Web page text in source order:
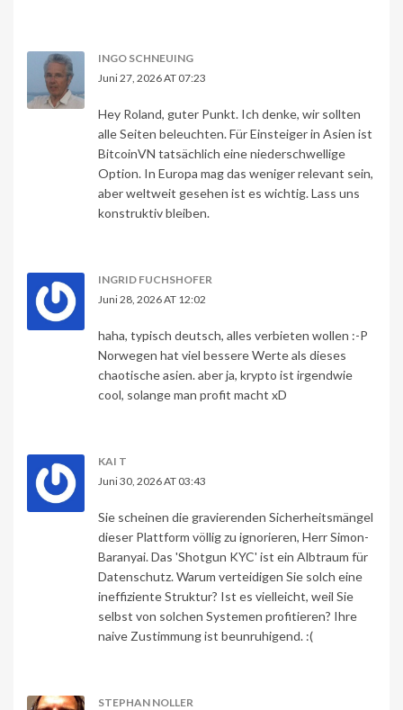
INGO SCHNEUING
Juni 27, 2026 AT 07:23
Hey Roland, guter Punkt. Ich denke, wir sollten
alle Seiten beleuchten. Für Einsteiger in Asien ist
BitcoinVN tatsächlich eine niederschwellige
Option. In Europa mag das weniger relevant sein,
aber weltweit gesehen ist es wichtig. Lass uns
konstruktiv bleiben.
INGRID FUCHSHOFER
Juni 28, 2026 AT 12:02
haha, typisch deutsch, alles verbieten wollen :-P
Norwegen hat viel bessere Werte als dieses
chaotische asien. aber ja, krypto ist irgendwie
cool, solange man profit macht xD
KAI T
Juni 30, 2026 AT 03:43
Sie scheinen die gravierenden Sicherheitsmängel
dieser Plattform völlig zu ignorieren, Herr Simon-
Baranyai. Das 'Shotgun KYC' ist ein Albtraum für
Datenschutz. Warum verteidigen Sie solch eine
ineffiziente Struktur? Ist es vielleicht, weil Sie
selbst von solchen Systemen profitieren? Ihre
naive Zustimmung ist beunruhigend. :(
STEPHAN NOLLER